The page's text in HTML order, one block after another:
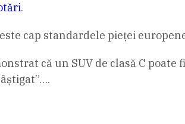
.
cap standardele pieței
că un SUV de clasă C